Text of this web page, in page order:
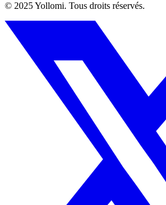
© 2025 Yollomi. Tous droits réservés.